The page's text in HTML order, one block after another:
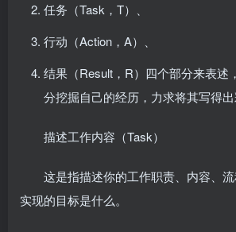
任务（Task，T）、
行动（Action，A）、
结果（Result，R）四个部分来表述
分挖掘自己的经历，力求将其写得
描述工作内容（Task）
这是指描述你的工作职责、内容、
实现的目标是什么。